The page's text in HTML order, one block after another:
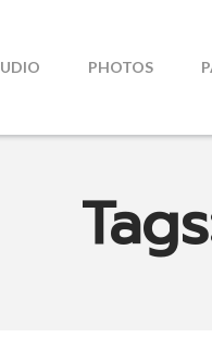
PHOTOS